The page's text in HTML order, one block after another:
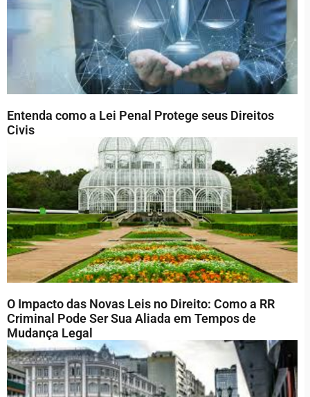
Entenda como a Lei Penal Protege seus Direitos
Civis
O Impacto das Novas Leis no Direito: Como a RR
Criminal Pode Ser Sua Aliada em Tempos de
Mudança Legal